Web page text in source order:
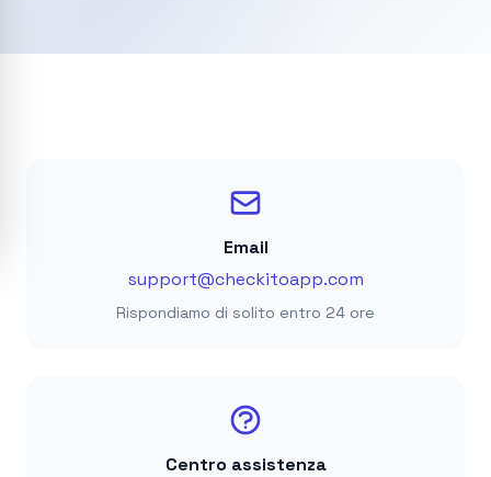
Email
support@checkitoapp.com
Rispondiamo di solito entro 24 ore
Centro assistenza